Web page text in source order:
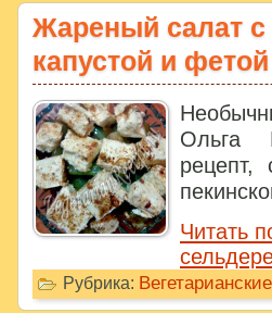
Жареный салат с
капустой и фетой
Ольга
рецепт,
Читать
Рубрика: